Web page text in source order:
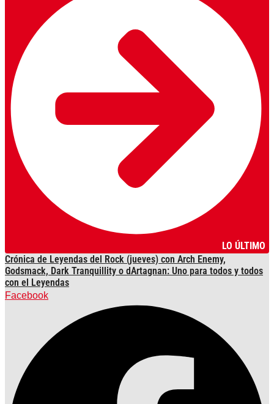
LO ÚLTIMO
Crónica de Leyendas del Rock (jueves) con Arch Enemy,
Godsmack, Dark Tranquillity o dArtagnan: Uno para todos y todos
con el Leyendas
Facebook